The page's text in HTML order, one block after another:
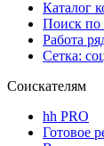
Каталог
Поиск по
Работа
Сетка:
Соискателям
hh PRO
Готовое